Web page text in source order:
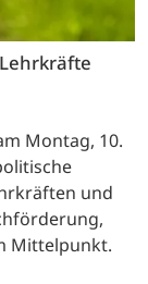
Montag, 10.
und
Mittelpunkt.